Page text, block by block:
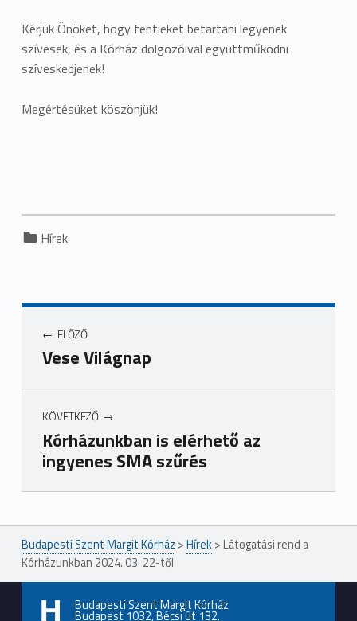
Kérjük Önöket, hogy fentieket betartani legyenek
szívesek, és a Kórház dolgozóival együttműködni
szíveskedjenek!
Megértésüket köszönjük!
Categorized in:
Hírek
ELŐZŐ
Vese Világnap
KÖVETKEZŐ
Kórházunkban is elérhető az
ingyenes SMA szűrés
Ugrás a főmenühöz
Budapesti Szent Margit Kórház >Hírek> Látogatási rend a
Kórházunkban 2024. 03. 22-től
Budapesti Szent Margit Kórház
Budapest 1032, Bécsi út 132.